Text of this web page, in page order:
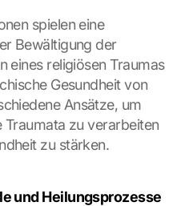
spielen eine
Bewältigung der
eines religiösen Traumas
Gesundheit von
Ansätze, um
Traumata zu verarbeiten
zu stärken.
und Heilungsprozesse